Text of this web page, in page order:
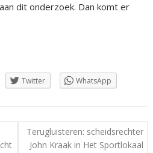
dit onderzoek. Dan komt er
Twitter WhatsApp
Terugluisteren: scheidsrechter
John Kraak in Het Sportlokaal